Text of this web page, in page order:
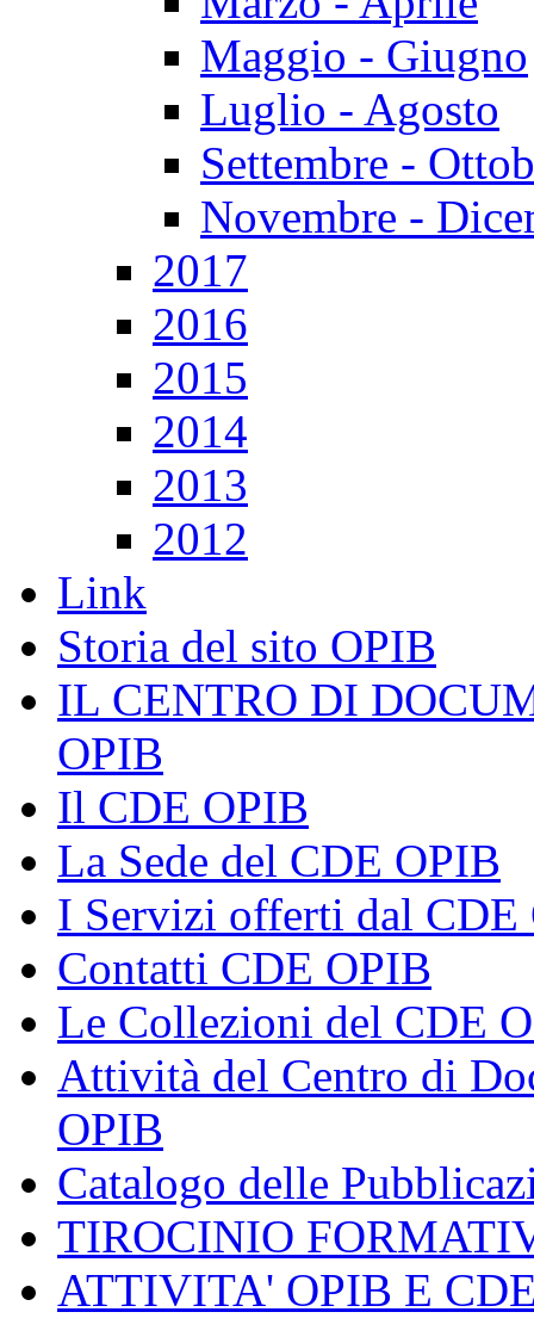
Maggio - Giugno
Luglio - Agosto
Settembre -
Novembre -
2017
2016
2015
2014
2013
2012
Link
Storia del sito OPIB
IL CENTRO DI
OPIB
Il CDE OPIB
La Sede del CDE OPIB
I Servizi offerti dal CDE
Contatti CDE OPIB
Le Collezioni del CDE
Attività del Centro di
OPIB
Catalogo delle
TIROCINIO
ATTIVITA' OPIB E